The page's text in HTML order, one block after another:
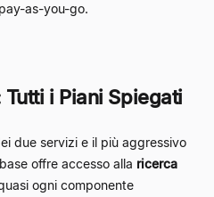
as-you-go.
i Piani Spiegati
due servizi e il più aggressivo
offre accesso alla ricerca
ogni componente